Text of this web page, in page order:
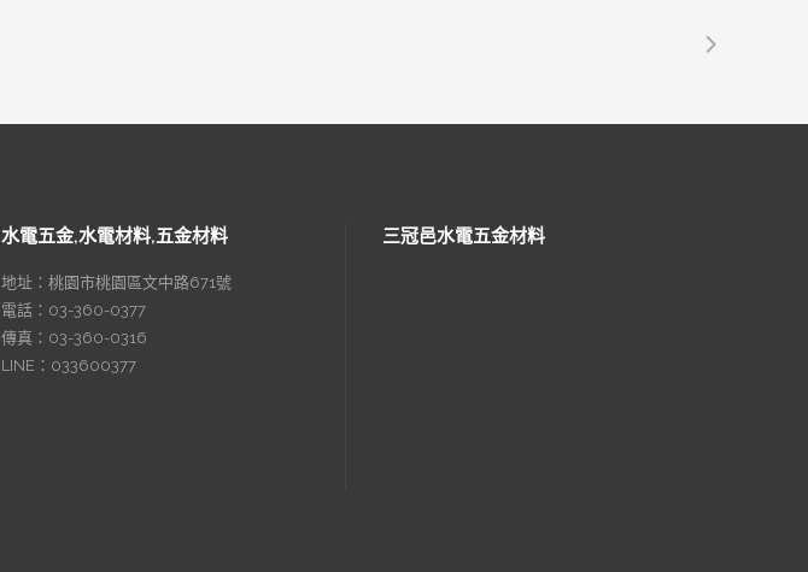
水電五金,水電材料,五金材料
地址：桃園市桃園區文中路671號
電話：03-360-0377
傳真：03-360-0316
LINE：033600377
三冠邑水電五金材料